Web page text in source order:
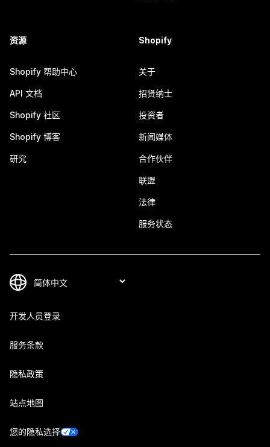
资源
Shopify 帮助中心
API 文档
Shopify 社区
Shopify 博客
研究
Shopify
关于
招贤纳士
投资者
新闻媒体
合作伙伴
联盟
法律
服务状态
开发人员登录
服务条款
隐私政策
站点地图
您的隐私选择